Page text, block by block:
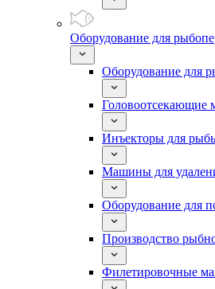
Оборудование для
Оборудование для
Головоотсекающие
Инъекторы для
Машины для
Оборудование для
Производство
Филетировочные